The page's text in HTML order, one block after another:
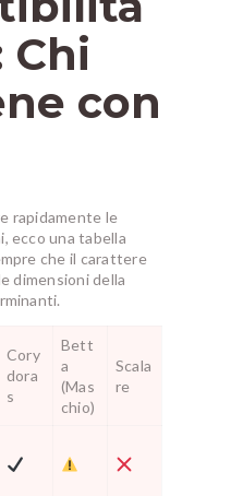
Chi
con
rapidamente le
ecco una tabella
che il carattere
dimensioni della
Cory
dora
s
Bett
a
(Mas
chio)
Scala
re